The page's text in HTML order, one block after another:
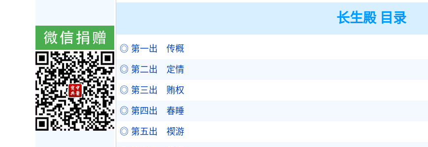
长生殿 目录
◎ 第一出 传概
◎ 第二出 定情
◎ 第三出 贿权
◎ 第四出 春睡
◎ 第五出 禊游